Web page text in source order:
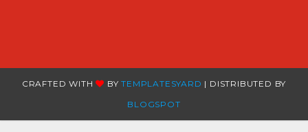
CRAFTED WITH BYTEMPLATESYARD | DISTRIBUTED BY
BLOGSPOT